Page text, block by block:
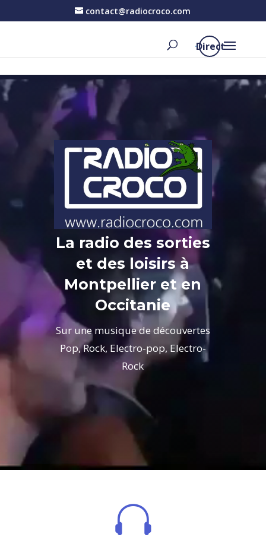
contact@radiocroco.com
Direct
Lecteur
vidéo
La radio des sorties
et des loisirs à
Montpellier et en
Occitanie
Sur une musique de découvertes
Pop, Rock, Electro-pop, Electro-
Rock
